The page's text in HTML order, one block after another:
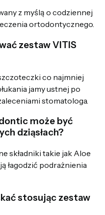
z myślą o codziennej
ortodontycznego.
zestaw VITIS
co najmniej
jamy ustnej po
stomatologa.
może być
dziąsłach?
składniki takie jak Aloe
łagodzić podrażnienia
stosując zestaw